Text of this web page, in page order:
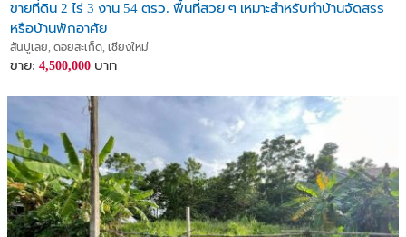
ขายที่ดิน 2 ไร่ 3 งาน 54 ตรว. พื้นที่สวย ๆ เหมาะสำหรับทำบ้านจัดสรร
หรือบ้านพักอาศัย
สันปูเลย, ดอยสะเก็ด, เชียงใหม่
ขาย: 4,500,000 บาท